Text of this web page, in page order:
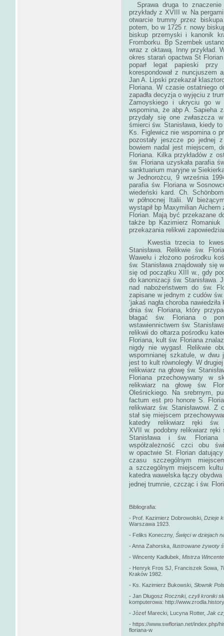
Sprawa druga to znaczenie
przykłady z XVIII w. Na
otwarcie trumny przez
potem, bo w 1725 r. nowy
biskup przemyski i kanonik
Fromborku. Bp Szembek
wraz z oktawą. Inny przykład.
okres starań opactwa St
poparł legat papieski
korespondował z
Jan A. Lipski przekazał
Floriana. W czasie ostatniego
zapadła decyzja o wyjęciu z
Zamoyskiego i ukryciu go w
wspomina, że abp A. Sapieha
przydały się one zwłaszcza
śmierci św. Stanisława, kiedy
Ks. Figlewicz nie wspomina o
pozostały jeszcze po jednej
bowiem nadal jest miejscem,
Floriana. Kilka przykładów z
św. Floriana uzyskała parafia
sanktuarium maryjne w
w Jednorożcu, 9 września
parafia św. Floriana w
wiedeński kard. Ch.
w północnej Italii. W
wystąpił bp Maxymilian
Florian. Mają być przekazane
także bp Kazimierz Romaniuk
przekazania relikwii
Kwestia trzecia to
Stanisława. Relikwie św.
Wawelu i złożono pośrodku
św. Stanisława znajdowały się
się od początku XIII w., gdy
do kanonizacji św. Stanisława.
nad nabożeństwem do św.
zapisane w jednym z cudów
‘jakaś nagła choroba
dnia św. Floriana, który
błagać św. Floriana o
wstawiennictwem św.
relikwii do ołtarza pośrodku
Floriana, kult św. Floriana
nigdy nie wygasł. Relikwie
wspomnianej szkatule, w dwu
jest to kult równoległy. W
relikwiarz na głowę św.
Floriana przechowywany w
relikwiarz na głowę św.
Oleśnickiego. Na srebrnym,
factum est pro honore S.
relikwiarz św. Stanisławowi.
stał się miejscem
katedry relikwiarz ręki
XVII w. podobny relikwiarz ręki
Stanisława i św. Floriana
współzależność czci obu
w opactwie St. Florian
czasu szczególnym
a szczególnym miejscem
katedra wawelska łączy
jednej trumnie, czcząc i św.
Bibliografia:
- Prof. Kazimierz Dobrowolski, Dzieje
Warszawa 1923.
- Feliks Koneczny, Święci w dziejach
- Anna Zahorska, Ilustrowane żywoty
- Wincenty Kadłubek, Mistrza
- Henryk Fros SJ, Franciszek Sowa,
Kraków 1982.
- Ks. Kazimierz Bukowski, Słownik
- Jan Długosz Roczniki, czyli kroniki
komputerowa: http://
- Józef Marecki, Lucyna Rotter, Jak
- https://www.swflorian.net/index.php/
floriana-w